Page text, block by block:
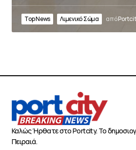
Top News Λιμενικό Σώμα από
Καλώς Ήρθατε στο Portcity. Το
Πειραιά.